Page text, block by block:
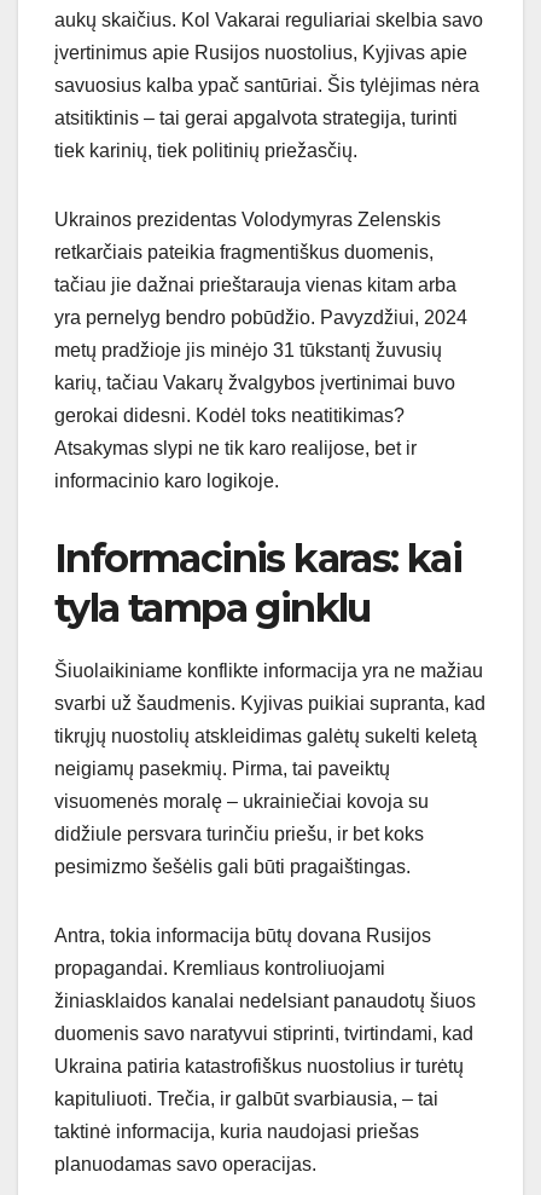
aukų skaičius. Kol Vakarai reguliariai skelbia savo
įvertinimus apie Rusijos nuostolius, Kyjivas apie
savuosius kalba ypač santūriai. Šis tylėjimas nėra
atsitiktinis – tai gerai apgalvota strategija, turinti
tiek karinių, tiek politinių priežasčių.
Ukrainos prezidentas Volodymyras Zelenskis
retkarčiais pateikia fragmentiškus duomenis,
tačiau jie dažnai prieštarauja vienas kitam arba
yra pernelyg bendro pobūdžio. Pavyzdžiui, 2024
metų pradžioje jis minėjo 31 tūkstantį žuvusių
karių, tačiau Vakarų žvalgybos įvertinimai buvo
gerokai didesni. Kodėl toks neatitikimas?
Atsakymas slypi ne tik karo realijose, bet ir
informacinio karo logikoje.
Informacinis karas: kai
tyla tampa ginklu
Šiuolaikiniame konflikte informacija yra ne mažiau
svarbi už šaudmenis. Kyjivas puikiai supranta, kad
tikrųjų nuostolių atskleidimas galėtų sukelti keletą
neigiamų pasekmių. Pirma, tai paveiktų
visuomenės moralę – ukrainiečiai kovoja su
didžiule persvara turinčiu priešu, ir bet koks
pesimizmo šešėlis gali būti pragaištingas.
Antra, tokia informacija būtų dovana Rusijos
propagandai. Kremliaus kontroliuojami
žiniasklaidos kanalai nedelsiant panaudotų šiuos
duomenis savo naratyvui stiprinti, tvirtindami, kad
Ukraina patiria katastrofiškus nuostolius ir turėtų
kapituliuoti. Trečia, ir galbūt svarbiausia, – tai
taktinė informacija, kuria naudojasi priešas
planuodamas savo operacijas.